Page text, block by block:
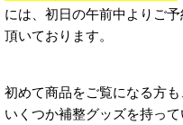
には、初日の午前中よりご
頂いております。
初めて商品をご覧になる方も
いくつか補整グッズを持っ